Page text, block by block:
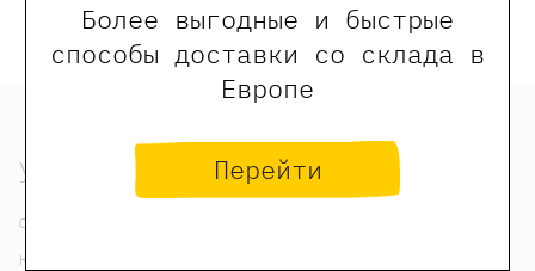
Более выгодные и быстрые
способы доставки со склада в
Европе
Перейти
узнать
о нас
контакты